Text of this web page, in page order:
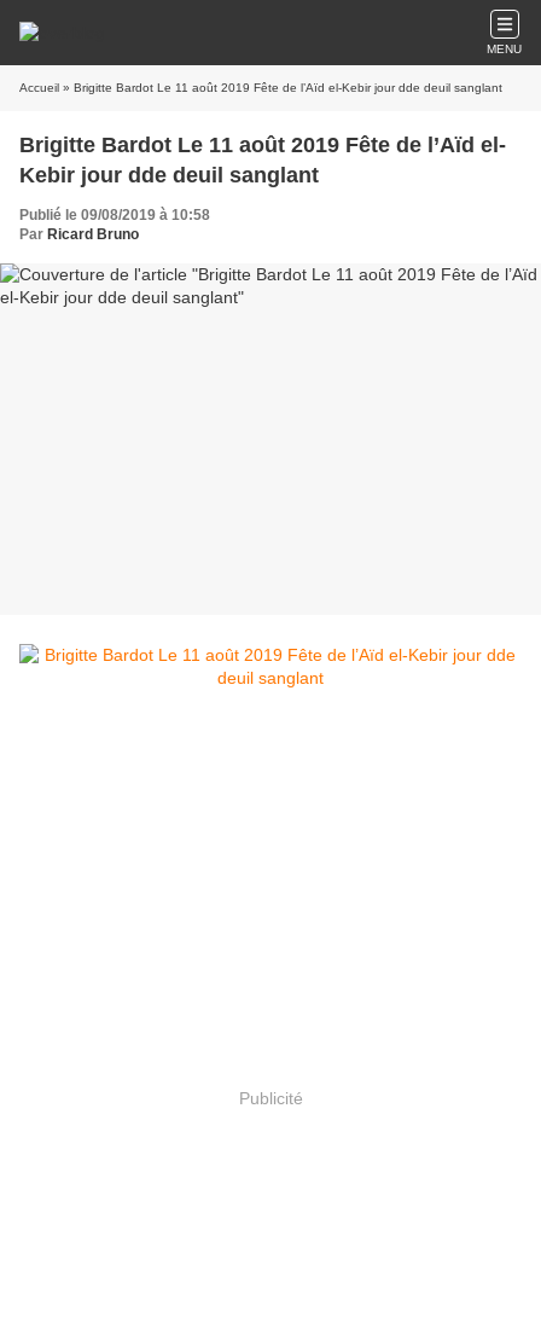
MENU
Accueil » Brigitte Bardot Le 11 août 2019 Fête de l’Aïd el-Kebir jour dde deuil sanglant
Brigitte Bardot Le 11 août 2019 Fête de l’Aïd el-
Kebir jour dde deuil sanglant
Publié le 09/08/2019 à 10:58
Par Ricard Bruno
Publicité